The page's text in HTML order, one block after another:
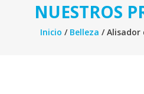
NUESTROS
Inicio / Belleza / Alisador